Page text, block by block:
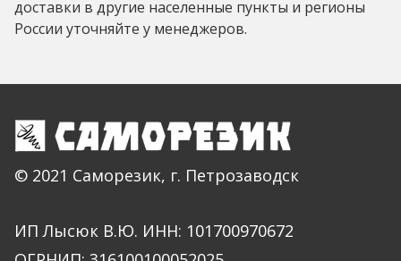
доставки в другие населенные пункты и регионы
России уточняйте у менеджеров.
© 2021 Саморезик, г. Петрозаводск
ИП Лысюк В.Ю. ИНН: 101700970672